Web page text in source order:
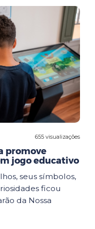
655 visualizações
promove
jogo educativo
seus símbolos,
ficou
da Nossa